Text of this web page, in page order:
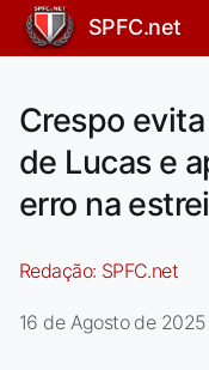
SPFC.net
Crespo
de Lucas e
erro na
Redação: SPFC.net
16 de Agosto de 2025